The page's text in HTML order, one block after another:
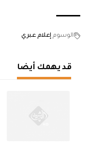
الوسوم إعلام عبري
قد يهمك أيضا